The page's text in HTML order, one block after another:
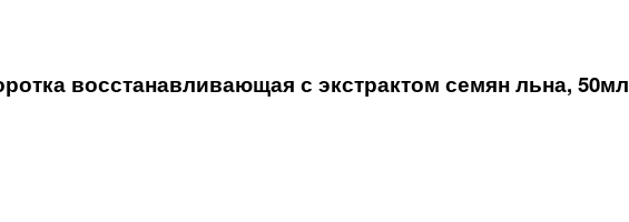
восстанавливающая с экстрактом семян льна, 50мл